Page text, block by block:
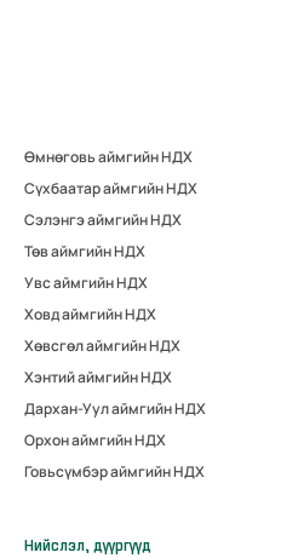
Өмнөговь аймгийн НДХ
Сүхбаатар аймгийн НДХ
Сэлэнгэ аймгийн НДХ
Төв аймгийн НДХ
Увс аймгийн НДХ
Ховд аймгийн НДХ
Хөвсгөл аймгийн НДХ
Хэнтий аймгийн НДХ
Дархан-Уул аймгийн НДХ
Орхон аймгийн НДХ
Говьсүмбэр аймгийн НДХ
Нийслэл, дүүргүүд